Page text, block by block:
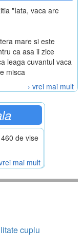
"Iata, vaca are
mare si este
ca asa ii zice
leaga cuvantul vaca
misca
› vrei mai mult
de vise
mai mult
cuplu